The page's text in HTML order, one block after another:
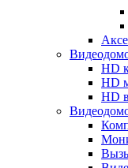
HD
HD
HD